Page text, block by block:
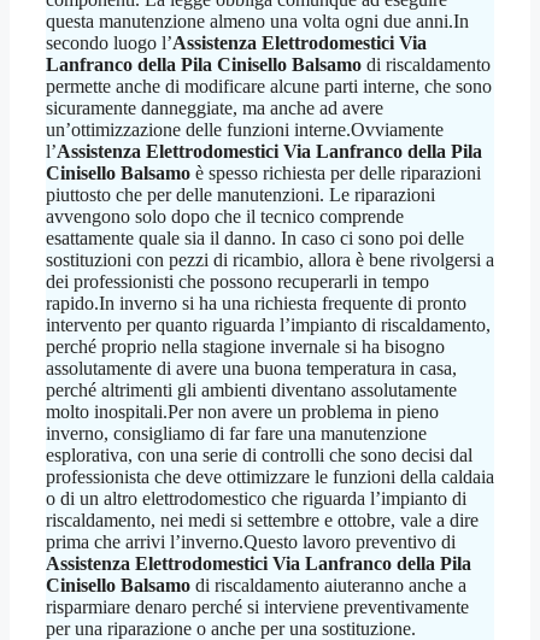
questa manutenzione almeno una volta ogni due anni.In
secondo luogo l’Assistenza Elettrodomestici Via
Lanfranco della Pila Cinisello Balsamo di riscaldamento
permette anche di modificare alcune parti interne, che sono
sicuramente danneggiate, ma anche ad avere
un’ottimizzazione delle funzioni interne.Ovviamente
l’Assistenza Elettrodomestici Via Lanfranco della Pila
Cinisello Balsamo è spesso richiesta per delle riparazioni
piuttosto che per delle manutenzioni. Le riparazioni
avvengono solo dopo che il tecnico comprende
esattamente quale sia il danno. In caso ci sono poi delle
sostituzioni con pezzi di ricambio, allora è bene rivolgersi a
dei professionisti che possono recuperarli in tempo
rapido.In inverno si ha una richiesta frequente di pronto
intervento per quanto riguarda l’impianto di riscaldamento,
perché proprio nella stagione invernale si ha bisogno
assolutamente di avere una buona temperatura in casa,
perché altrimenti gli ambienti diventano assolutamente
molto inospitali.Per non avere un problema in pieno
inverno, consigliamo di far fare una manutenzione
esplorativa, con una serie di controlli che sono decisi dal
professionista che deve ottimizzare le funzioni della caldaia
o di un altro elettrodomestico che riguarda l’impianto di
riscaldamento, nei medi si settembre e ottobre, vale a dire
prima che arrivi l’inverno.Questo lavoro preventivo di
Assistenza Elettrodomestici Via Lanfranco della Pila
Cinisello Balsamo di riscaldamento aiuteranno anche a
risparmiare denaro perché si interviene preventivamente
per una riparazione o anche per una sostituzione.